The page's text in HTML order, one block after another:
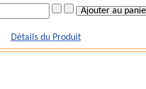
Détails du Produit